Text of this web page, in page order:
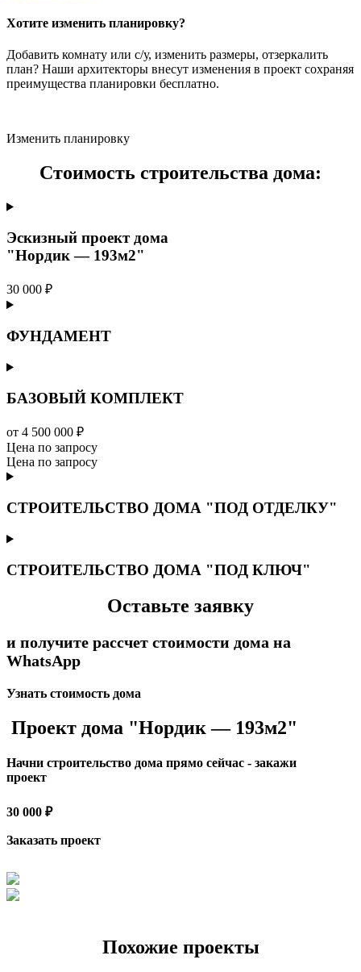
Хотите изменить планировку?
Добавить комнату или с/у, изменить размеры, отзеркалить
план? Наши архитекторы внесут изменения в проект сохраняя
преимущества планировки бесплатно.
Изменить планировку
Стоимость строительства дома:
Эскизный проект дома
"Нордик — 193м2"
30 000 ₽
ФУНДАМЕНТ
БАЗОВЫЙ КОМПЛЕКТ
от 4 500 000 ₽
Цена по запросу
Цена по запросу
СТРОИТЕЛЬСТВО ДОМА "ПОД ОТДЕЛКУ"
СТРОИТЕЛЬСТВО ДОМА "ПОД КЛЮЧ"
Оставьте заявку
и получите рассчет стоимости дома на
WhatsApp
Узнать стоимость дома
Проект дома "Нордик — 193м2"
Начни строительство дома прямо сейчас - закажи
проект
30 000 ₽
Заказать проект
Похожие проекты